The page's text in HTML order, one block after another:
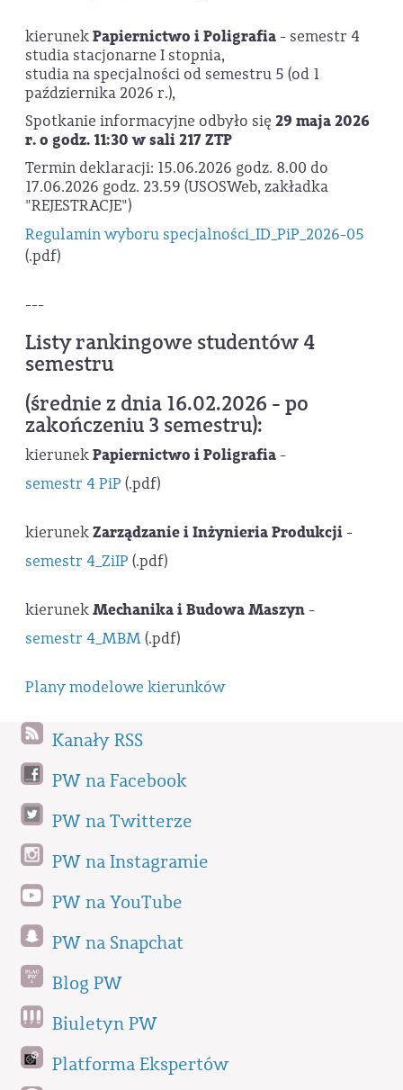
kierunekPapiernictwo i Poligrafia - semestr 4
studia stacjonarne I stopnia,
studia na specjalności od semestru 5 (od 1
października 2026 r.),
Spotkanie informacyjne odbyło się 29 maja 2026
r. o godz. 11:30 w sali 217 ZTP
Termin deklaracji: 15.06.2026 godz. 8.00 do
17.06.2026 godz. 23.59 (USOSWeb, zakładka
"REJESTRACJE")
Regulamin wyboru specjalności_ID_PiP_2026-05
(.pdf)
---
Listy rankingowe studentów 4
semestru
(średnie z dnia 16.02.2026 - po
zakończeniu 3 semestru):
kierunekPapiernictwo i Poligrafia -
semestr 4 PiP (.pdf)
kierunekZarządzanie i Inżynieria Produkcji -
semestr 4_ZiIP (.pdf)
kierunekMechanika i Budowa Maszyn -
semestr 4_MBM(.pdf)
Plany modelowe kierunków
Kanały RSS
PW na Facebook
PW na Twitterze
PW na Instagramie
PW na YouTube
PW na Snapchat
Blog PW
Biuletyn PW
Platforma Ekspertów